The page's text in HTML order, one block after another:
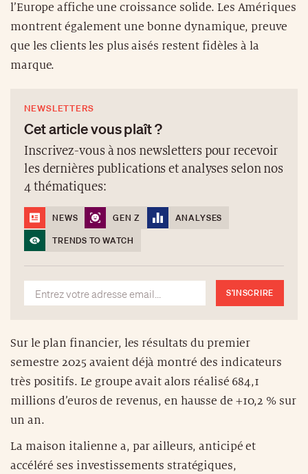
l’Europe affiche une croissance solide. Les Amériques
montrent également une bonne dynamique, preuve
que les clients les plus aisés restent fidèles à la
marque.
NEWSLETTERS
Cet article vous plaît ?
Inscrivez-vous à nos newsletters pour recevoir
les dernières publications et analyses selon nos
4 thématiques:
NEWS GEN Z
ANALYSES
TRENDS TO WATCH
S'INSCRIRE
Sur le plan financier, les résultats du premier
semestre 2025 avaient déjà montré des indicateurs
très positifs. Le groupe avait alors réalisé 684,1
millions d’euros de revenus, en hausse de +10,2 % sur
un an.
La maison italienne a, par ailleurs, anticipé et
accéléré ses investissements stratégiques,